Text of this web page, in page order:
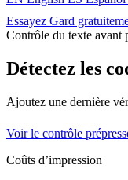
Essayez Gard
Contrôle du texte avant
Détectez les
Ajoutez une dernière
Voir le contrôle
Coûts d’impression